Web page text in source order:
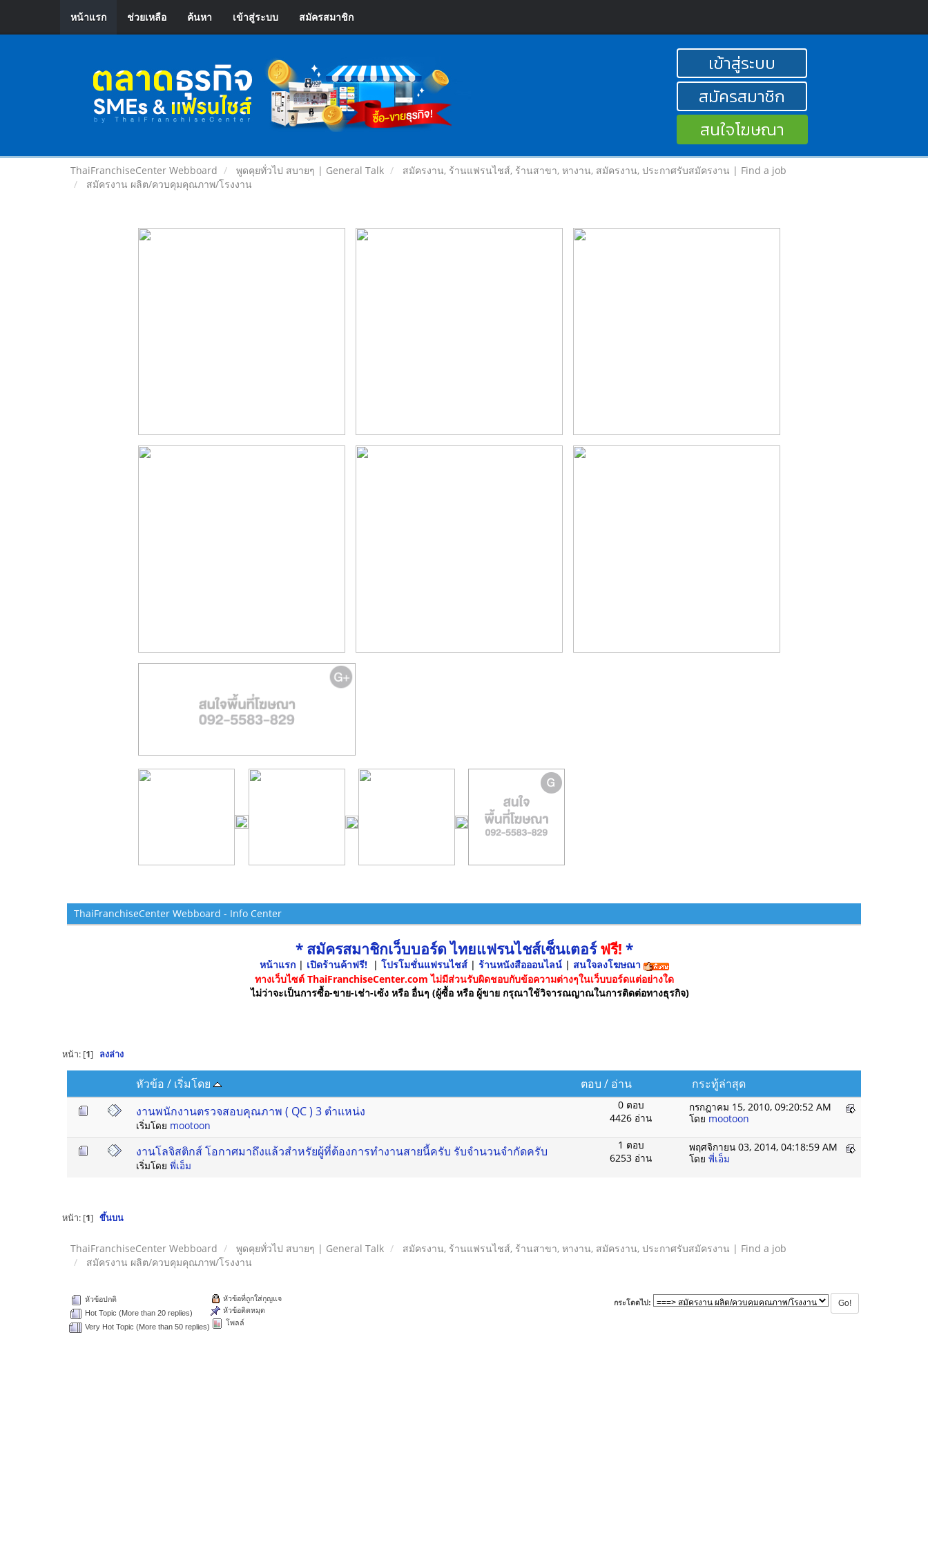
หน้าแรก ช่วยเหลือ ค้นหา เข้าสู่ระบบ สมัครสมาชิก
เข้าสู่ระบบ
สมัครสมาชิก
สนใจโฆษณา
ThaiFranchiseCenter Webboard พูดคุยทั่วไป สบายๆ | General Talk
สมัครงาน, ร้านแฟรนไชส์, ร้านสาขา, หางาน, สมัครงาน, ประกาศรับสมัครงาน | Find a job
สมัครงาน ผลิต/ควบคุมคุณภาพ/โรงงาน
ThaiFranchiseCenter Webboard - Info Center
* สมัครสมาชิกเว็บบอร์ด ไทยแฟรนไชส์เซ็นเตอร์ฟรี! *
หน้าแรก| เปิดร้านค้าฟรี! | โปรโมชั่นแฟรนไชส์ | ร้านหนังสือออนไลน์ | สนใจลงโฆษณา
ทางเว็บไซต์ ThaiFranchiseCenter.com ไม่มีส่วนรับผิดชอบกับข้อความต่างๆในเว็บบอร์ดแต่อย่างใด
ไม่ว่าจะเป็นการซื้อ-ขาย-เช่า-เซ้ง หรือ อื่นๆ (ผู้ซื้อ หรือ ผู้ขาย กรุณาใช้วิจารณญาณในการติดต่อทางธุรกิจ)
หน้า: [1] ลงล่าง
หัวข้อ / เริ่มโดย ตอบ / อ่าน
กระทู้ล่าสุด
งานพนักงานตรวจสอบคุณภาพ ( QC ) 3 ตำแหน่ง
เริ่มโดย mootoon
0 ตอบ
4426 อ่าน
กรกฎาคม 15, 2010, 09:20:52 AM
โดย mootoon
งานโลจิสติกส์ โอกาศมาถึงแล้วสำหรัยผู้ที่ต้องการทำงานสายนี้ครับ รับจำนวนจำกัดครับ
เริ่มโดย พี่เอ็ม
1 ตอบ
6253 อ่าน
พฤศจิกายน 03, 2014, 04:18:59 AM
โดย พี่เอ็ม
หน้า: [1] ขึ้นบน
ThaiFranchiseCenter Webboard พูดคุยทั่วไป สบายๆ | General Talk
สมัครงาน, ร้านแฟรนไชส์, ร้านสาขา, หางาน, สมัครงาน, ประกาศรับสมัครงาน | Find a job
สมัครงาน ผลิต/ควบคุมคุณภาพ/โรงงาน
กระโดดไป:
หัวข้อปกติ
Hot Topic (More than 20 replies)
Very Hot Topic (More than 50 replies)
หัวข้อที่ถูกใส่กุญแจ
หัวข้อติดหมุด
โพลล์